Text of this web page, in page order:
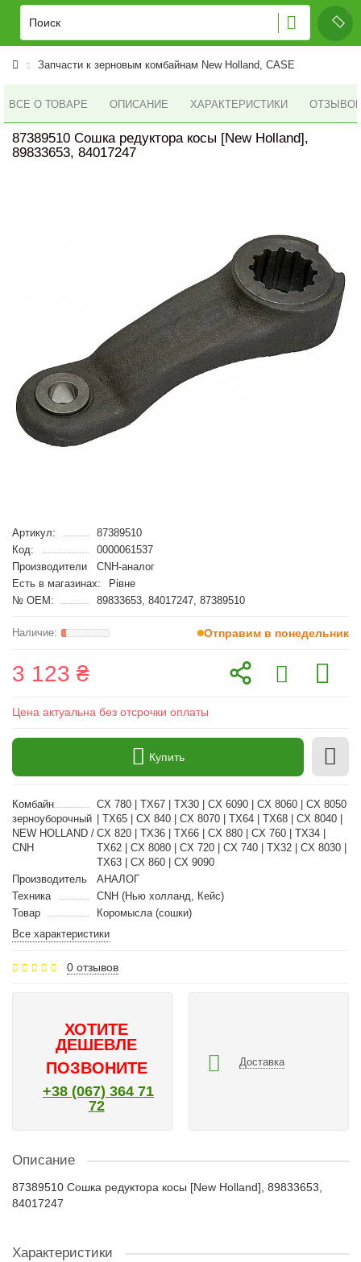
Запчасти к зерновым комбайнам New Holland, CASE
ВСЕ О ТОВАРЕ ОПИСАНИЕ ХАРАКТЕРИСТИКИ ОТЗЫВОВ
87389510 Сошка редуктора косы [New Holland],
89833653, 84017247
Артикул:
87389510
Код:
0000061537
Производители
CNH-аналог
Есть в магазинах:
Рівне
№ OEM:
89833653, 84017247, 87389510
Отправим в понедельник
3 123 ₴
Цена актуальна без отсрочки оплаты
Купить
Комбайн
зерноуборочный
NEW HOLLAND /
CNH
CX 780 | TX67 | TX30 | CX 6090 | CX 8060 | CX 8050
| TX65 | CX 840 | CX 8070 | TX64 | TX68 | CX 8040 |
CX 820 | TX36 | TX66 | CX 880 | CX 760 | TX34 |
TX62 | CX 8080 | CX 720 | CX 740 | TX32 | CX 8030 |
TX63 | CX 860 | CX 9090
Производитель
АНАЛОГ
Техника
CNH (Нью холланд, Кейс)
Товар
Коромысла (сошки)
Все характеристики
0 отзывов
ХОТИТЕ
ДЕШЕВЛЕ
ПОЗВОНИТЕ
+38 (067) 364 71
72
Доставка
Описание
87389510 Сошка редуктора косы [New Holland], 89833653,
84017247
Характеристики